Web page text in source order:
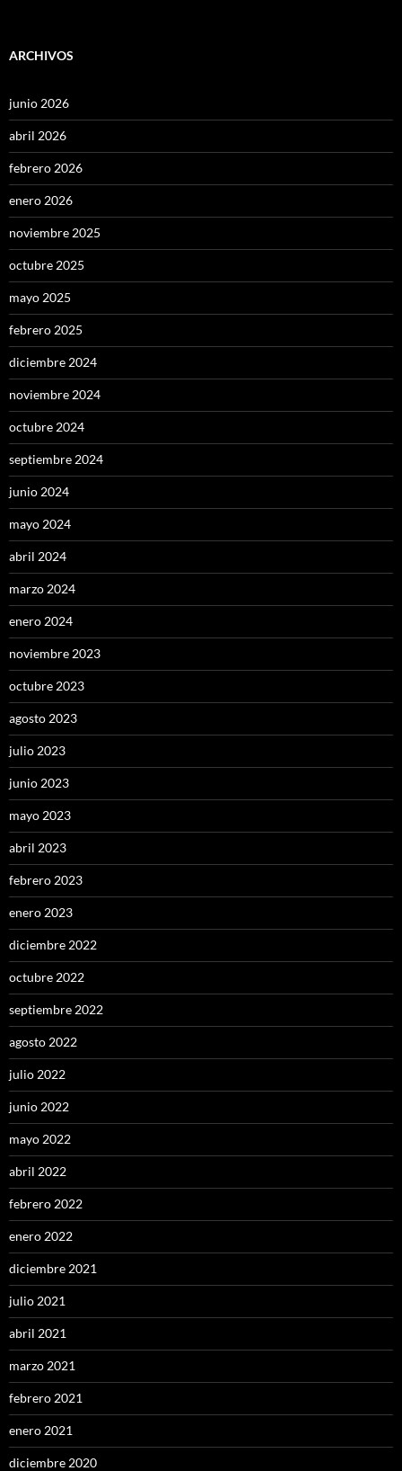
ARCHIVOS
junio 2026
abril 2026
febrero 2026
enero 2026
noviembre 2025
octubre 2025
mayo 2025
febrero 2025
diciembre 2024
noviembre 2024
octubre 2024
septiembre 2024
junio 2024
mayo 2024
abril 2024
marzo 2024
enero 2024
noviembre 2023
octubre 2023
agosto 2023
julio 2023
junio 2023
mayo 2023
abril 2023
febrero 2023
enero 2023
diciembre 2022
octubre 2022
septiembre 2022
agosto 2022
julio 2022
junio 2022
mayo 2022
abril 2022
febrero 2022
enero 2022
diciembre 2021
julio 2021
abril 2021
marzo 2021
febrero 2021
enero 2021
diciembre 2020